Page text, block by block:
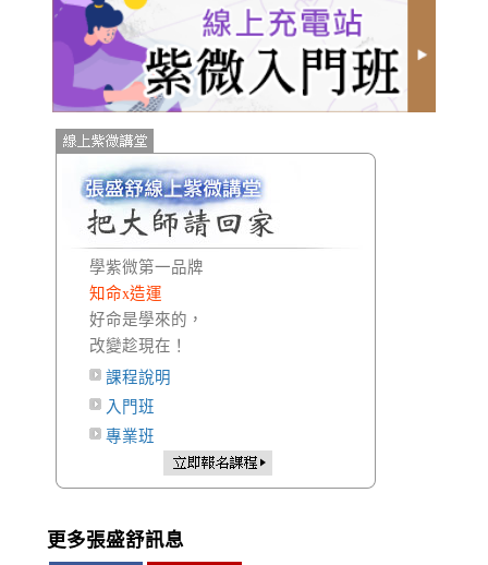
學紫微第一品牌
知命x造運
好命是學來的，
改變趁現在！
課程說明
入門班
專業班
更多張盛舒訊息